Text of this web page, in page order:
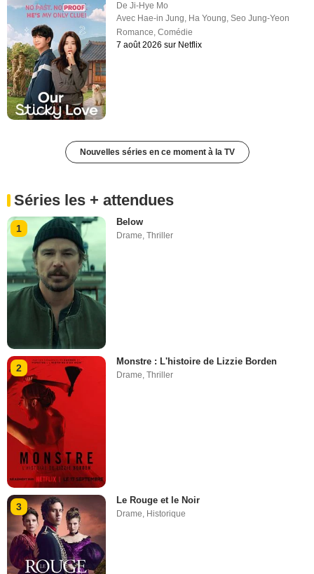
DeJi-Hye Mo
Avec Hae-in Jung, Ha Young,Seo Jung-Yeon
Romance,Comédie
7 août 2026 sur Netflix
Nouvelles séries en ce moment à la TV
Séries les + attendues
1
Below
Drame,Thriller
2
Monstre : L'histoire de Lizzie Borden
Drame ,Thriller
3
Le Rouge et le Noir
Drame, Historique